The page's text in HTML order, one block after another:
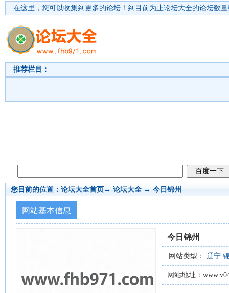
在这里，您可以收集到更多的论坛！ 到目前为止论坛大全的论坛数
推荐栏目：
您目前的位置： 论坛大全首页→ 论坛大全 → 今日锦州
网站基本信息
今日锦州
网站类型： 辽宁
网站地址：